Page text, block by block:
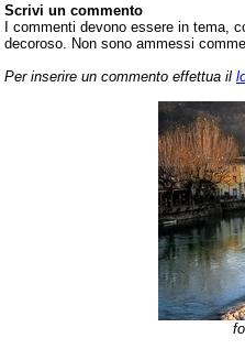
Scrivi un commento
I commenti devono essere in tema,
decoroso. Non sono ammessi
Per inserire un commento effettua il